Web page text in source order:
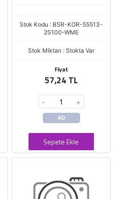
Stok Kodu : BSR-KOR-55513-
2S100-WME
Stok Miktarı : Stokta Var
Fiyat
57,24 TL
- +
AD
Sepete Ekle